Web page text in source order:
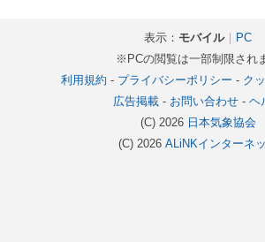
表示： モバイル｜ PC
※PCの閲覧は一部制限され
利用規約 - プライバシーポリシー - ク
広告掲載- お問い合わせ- ヘ
(C) 2026 日本気象協会
(C) 2026 ALiNKインターネ